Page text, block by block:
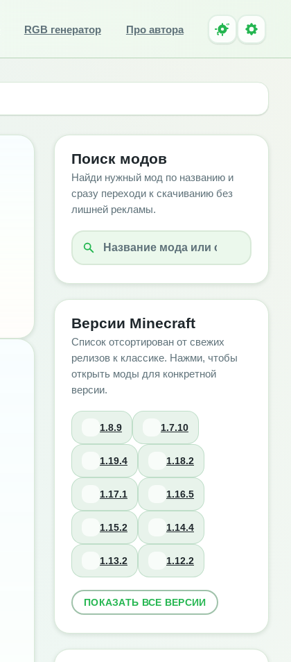
RGB генератор Про автора
Поиск модов
Найди нужный мод по названию и
сразу переходи к скачиванию без
лишней рекламы.
Версии Minecraft
Список отсортирован от свежих
релизов к классике. Нажми, чтобы
открыть моды для конкретной
версии.
1.8.9 1.7.10
1.19.4 1.18.2
1.17.1 1.16.5
1.15.2 1.14.4
1.13.2 1.12.2
ПОКАЗАТЬ ВСЕ ВЕРСИИ